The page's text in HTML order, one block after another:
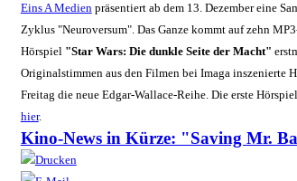
Eins A Medien präsentiert ab dem 13. Dezember eine
Zyklus "Neuroversum". Das Ganze kommt auf zehn
Hörspiel "Star Wars: Die dunkle Seite der Macht"
Originalstimmen aus den Filmen bei Imaga inszenierte
Freitag die neue Edgar-Wallace-Reihe. Die erste
hier.
Kino-News in Kürze: "Saving Mr.